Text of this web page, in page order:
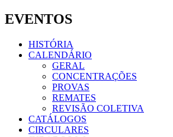
EVENTOS
HISTÓRIA
CALENDÁRIO
GERAL
CONCENTRAÇÕES
PROVAS
REMATES
REVISÃO COLETIVA
CATÁLOGOS
CIRCULARES